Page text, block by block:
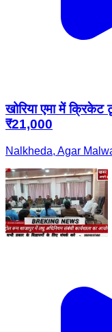
खोरिया एमा में
₹21,000
Nalkheda, Agar